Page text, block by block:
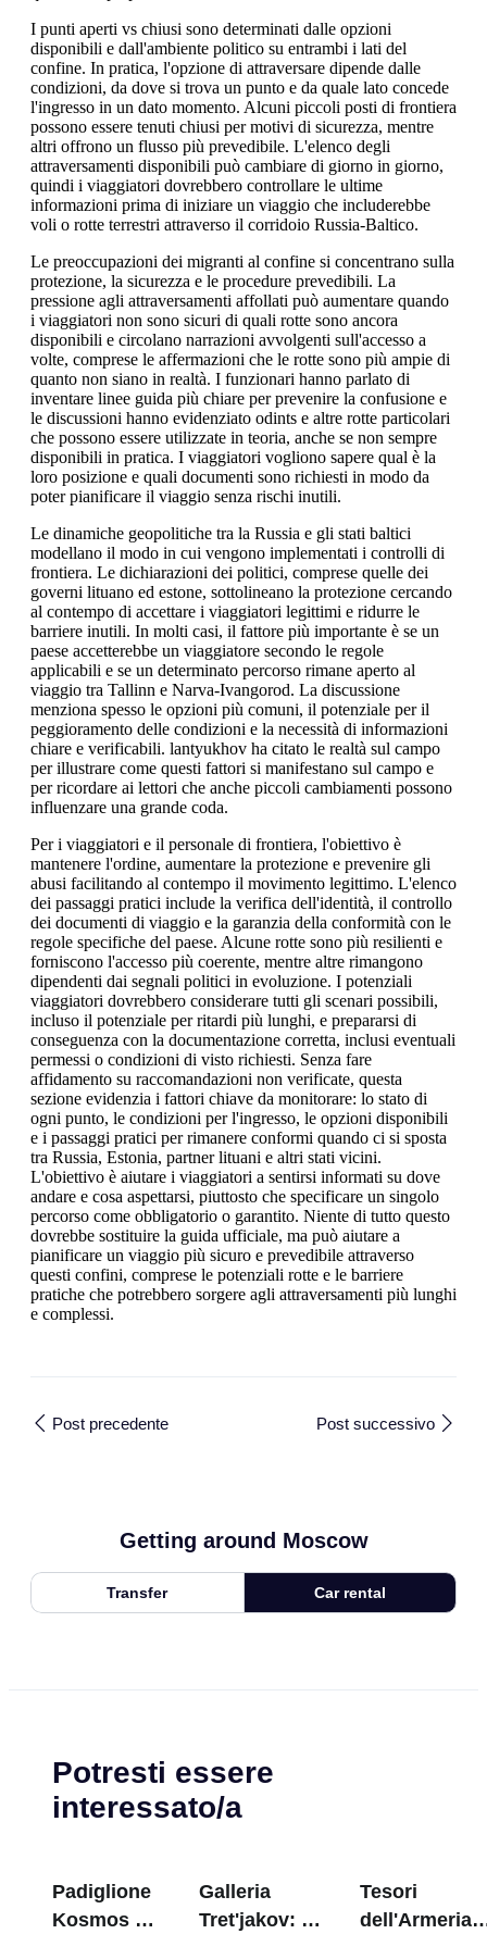
I punti aperti vs chiusi sono determinati dalle opzioni
disponibili e dall'ambiente politico su entrambi i lati del
confine. In pratica, l'opzione di attraversare dipende dalle
condizioni, da dove si trova un punto e da quale lato concede
l'ingresso in un dato momento. Alcuni piccoli posti di frontiera
possono essere tenuti chiusi per motivi di sicurezza, mentre
altri offrono un flusso più prevedibile. L'elenco degli
attraversamenti disponibili può cambiare di giorno in giorno,
quindi i viaggiatori dovrebbero controllare le ultime
informazioni prima di iniziare un viaggio che includerebbe
voli o rotte terrestri attraverso il corridoio Russia-Baltico.
Le preoccupazioni dei migranti al confine si concentrano sulla
protezione, la sicurezza e le procedure prevedibili. La
pressione agli attraversamenti affollati può aumentare quando
i viaggiatori non sono sicuri di quali rotte sono ancora
disponibili e circolano narrazioni avvolgenti sull'accesso a
volte, comprese le affermazioni che le rotte sono più ampie di
quanto non siano in realtà. I funzionari hanno parlato di
inventare linee guida più chiare per prevenire la confusione e
le discussioni hanno evidenziato odints e altre rotte particolari
che possono essere utilizzate in teoria, anche se non sempre
disponibili in pratica. I viaggiatori vogliono sapere qual è la
loro posizione e quali documenti sono richiesti in modo da
poter pianificare il viaggio senza rischi inutili.
Le dinamiche geopolitiche tra la Russia e gli stati baltici
modellano il modo in cui vengono implementati i controlli di
frontiera. Le dichiarazioni dei politici, comprese quelle dei
governi lituano ed estone, sottolineano la protezione cercando
al contempo di accettare i viaggiatori legittimi e ridurre le
barriere inutili. In molti casi, il fattore più importante è se un
paese accetterebbe un viaggiatore secondo le regole
applicabili e se un determinato percorso rimane aperto al
viaggio tra Tallinn e Narva-Ivangorod. La discussione
menziona spesso le opzioni più comuni, il potenziale per il
peggioramento delle condizioni e la necessità di informazioni
chiare e verificabili. lantyukhov ha citato le realtà sul campo
per illustrare come questi fattori si manifestano sul campo e
per ricordare ai lettori che anche piccoli cambiamenti possono
influenzare una grande coda.
Per i viaggiatori e il personale di frontiera, l'obiettivo è
mantenere l'ordine, aumentare la protezione e prevenire gli
abusi facilitando al contempo il movimento legittimo. L'elenco
dei passaggi pratici include la verifica dell'identità, il controllo
dei documenti di viaggio e la garanzia della conformità con le
regole specifiche del paese. Alcune rotte sono più resilienti e
forniscono l'accesso più coerente, mentre altre rimangono
dipendenti dai segnali politici in evoluzione. I potenziali
viaggiatori dovrebbero considerare tutti gli scenari possibili,
incluso il potenziale per ritardi più lunghi, e prepararsi di
conseguenza con la documentazione corretta, inclusi eventuali
permessi o condizioni di visto richiesti. Senza fare
affidamento su raccomandazioni non verificate, questa
sezione evidenzia i fattori chiave da monitorare: lo stato di
ogni punto, le condizioni per l'ingresso, le opzioni disponibili
e i passaggi pratici per rimanere conformi quando ci si sposta
tra Russia, Estonia, partner lituani e altri stati vicini.
L'obiettivo è aiutare i viaggiatori a sentirsi informati su dove
andare e cosa aspettarsi, piuttosto che specificare un singolo
percorso come obbligatorio o garantito. Niente di tutto questo
dovrebbe sostituire la guida ufficiale, ma può aiutare a
pianificare un viaggio più sicuro e prevedibile attraverso
questi confini, comprese le potenziali rotte e le barriere
pratiche che potrebbero sorgere agli attraversamenti più lunghi
e complessi.
Post precedente Post successivo
Getting around Moscow
Transfer Car rental
Potresti essere
interessato/a
Padiglione
Kosmos a
Galleria
Tret'jakov: I
Tesori
dell'Armeria